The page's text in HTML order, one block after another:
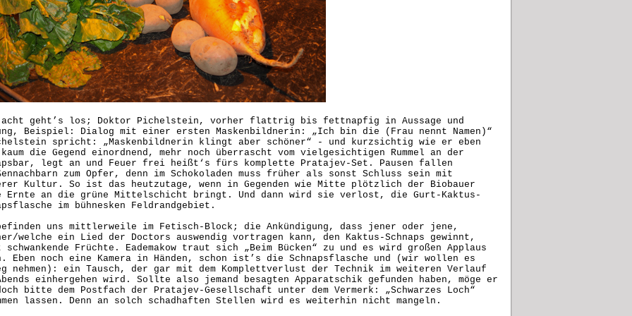
acht geht’s los; Doktor Pichelstein, vorher flattrig bis fettnapfig in Aussage und
Beispiel: Dialog mit einer ersten Maskenbildnerin: „Ich bin die (Frau nennt Namen)“
spricht: „Maskenbildnerin klingt aber schöner“ - und kurzsichtig wie er eben
die Gegend einordnend, mehr noch überrascht vom vielgesichtigen Rummel an der
legt an und Feuer frei heißt‘s fürs komplette Pratajev-Set. Pausen fallen
zum Opfer, denn im Schokoladen muss früher als sonst Schluss sein mit
Kultur. So ist das heutzutage, wenn in Gegenden wie Mitte plötzlich der Biobauer
Ernte an die grüne Mittelschicht bringt. Und dann wird sie verlost, die Gurt-Kaktus-
im bühnesken Feldrandgebiet.
uns mittlerweile im Fetisch-Block; die Ankündigung, dass jener oder jene,
welche ein Lied der Doctors auswendig vortragen kann, den Kaktus-Schnaps gewinnt,
Früchte. Eademakow traut sich „Beim Bücken“ zu und es wird großen Applaus
Eben noch eine Kamera in Händen, schon ist’s die Schnapsflasche und (wir wollen es
nehmen): ein Tausch, der gar mit dem Komplettverlust der Technik im weiteren Verlauf
einhergehen wird. Sollte also jemand besagten Apparatschik gefunden haben, möge er
bitte dem Postfach der Pratajev-Gesellschaft unter dem Vermerk: „Schwarzes Loch“
lassen. Denn an solch schadhaften Stellen wird es weiterhin nicht mangeln.